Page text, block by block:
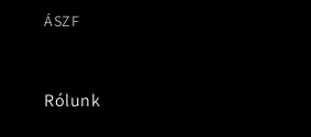
ÁSZF
Rólunk